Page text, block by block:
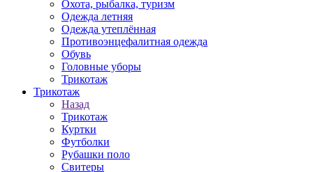
Охота, рыбалка, туризм
Одежда летняя
Одежда утеплённая
Противоэнцефалитная одежда
Обувь
Головные уборы
Трикотаж
Трикотаж
Назад
Трикотаж
Куртки
Футболки
Рубашки поло
Свитеры